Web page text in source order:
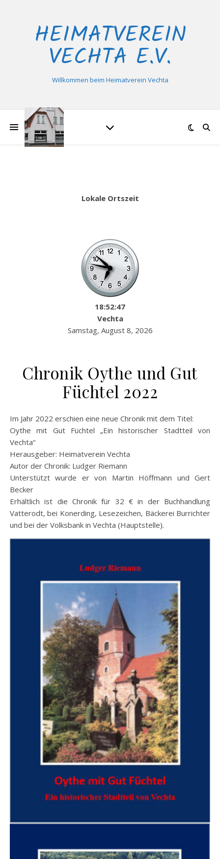
HEIMATVEREIN
VECHTA E.V.
Willkommen beim Heimatverein Vechta
Lokale Ortszeit
18:52:48
Vechta
Samstag, August 8, 2026
Chronik Oythe und Gut
Füchtel 2022
Im Jahr 2022 erschien eine neue Chronik mit dem Titel:
Oythe mit Gut Füchtel „Ein historischer Stadtteil von
Vechta“
Herausgeber: Heimatverein Vechta
Autor der Chronik: Ludger Riemann
Unterstützt wurde er von Martin Höffmann und Gert
Becker
Erhältlich ist die Chronik für 32 € in der Buchhandlung
Vatterodt, bei Konerding, Lesezeichen, Bäckerei Burrichter
und bei der Volksbank in Vechta (Hauptstelle).